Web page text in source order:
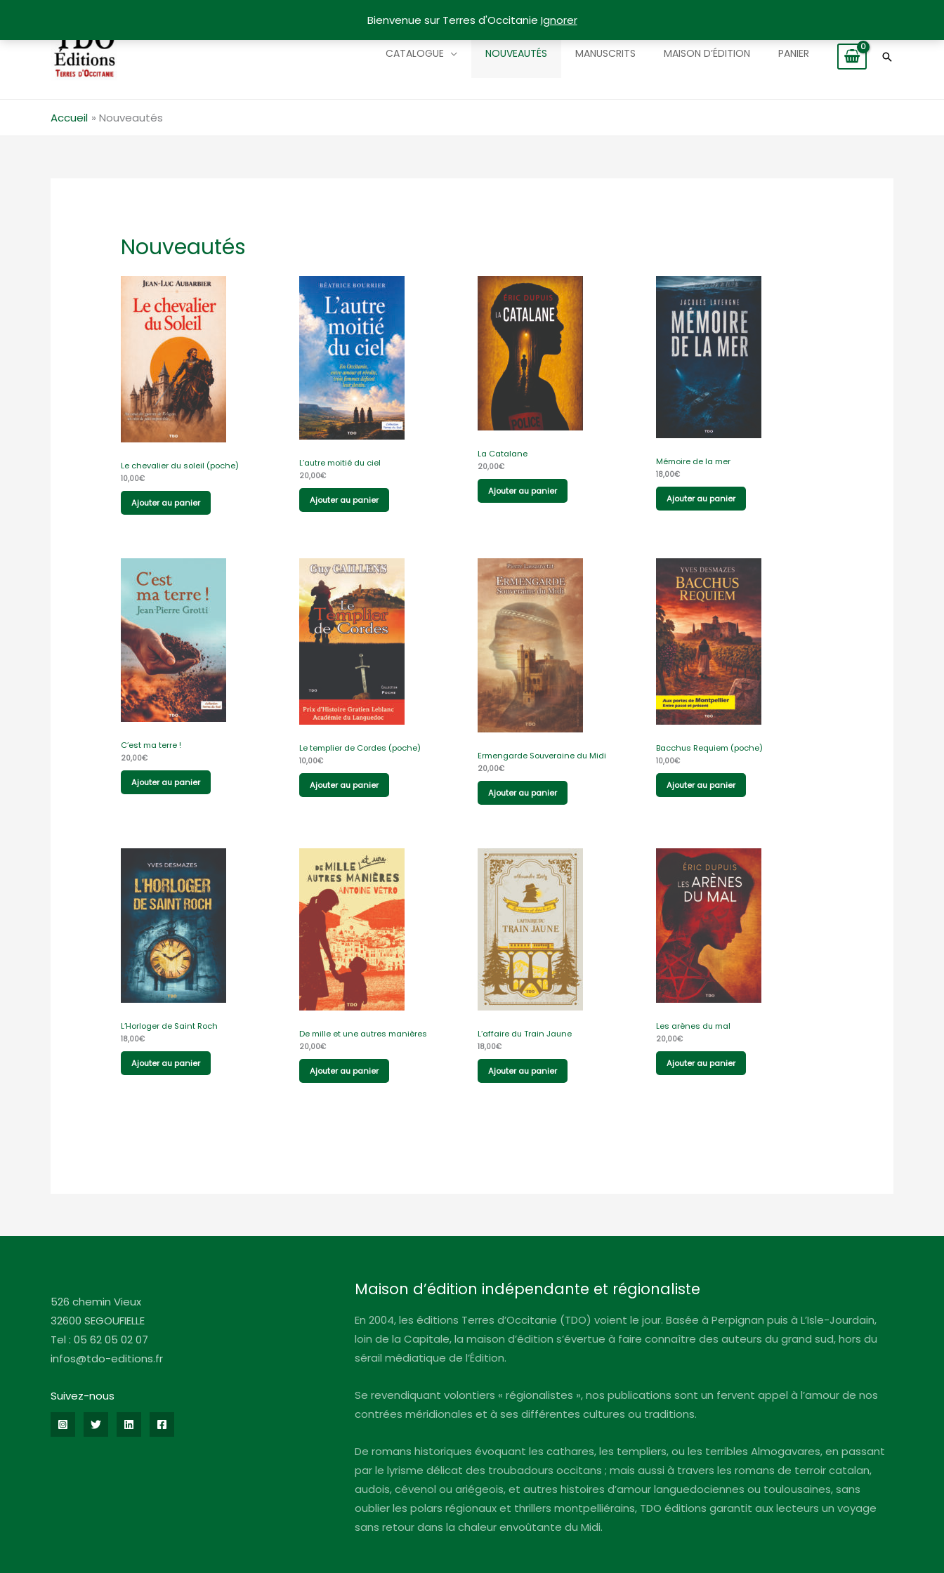
Bienvenue sur Terres d'Occitanie Ignorer
CATALOGUE NOUVEAUTÉS MANUSCRITS MAISON D’ÉDITION PANIER
Accueil Nouveautés
Nouveautés
Le chevalier du soleil (poche)
10,00€
Ajouter au panier
L’autre moitié du ciel
20,00€
Ajouter au panier
La Catalane
20,00€
Ajouter au panier
Mémoire de la mer
18,00€
Ajouter au panier
C’est ma terre !
20,00€
Ajouter au panier
Le templier de Cordes (poche)
10,00€
Ajouter au panier
Ermengarde Souveraine du Midi
20,00€
Ajouter au panier
Bacchus Requiem (poche)
10,00€
Ajouter au panier
L’Horloger de Saint Roch
18,00€
Ajouter au panier
De mille et une autres manières
20,00€
Ajouter au panier
L’affaire du Train Jaune
18,00€
Ajouter au panier
Les arènes du mal
20,00€
Ajouter au panier
526 chemin Vieux
32600 SEGOUFIELLE
Tel : 05 62 05 02 07
infos@tdo-editions.fr
Suivez-nous
Maison d’édition indépendante et régionaliste
En 2004, les éditions Terres d’Occitanie (TDO) voient le jour. Basée à Perpignan puis à L’Isle-Jourdain,
loin de la Capitale, la maison d’édition s’évertue à faire connaître des auteurs du grand sud, hors du
sérail médiatique de l’Édition.
Se revendiquant volontiers « régionalistes », nos publications sont un fervent appel à l’amour de nos
contrées méridionales et à ses différentes cultures ou traditions.
De romans historiques évoquant les cathares, les templiers, ou les terribles Almogavares, en passant
par le lyrisme délicat des troubadours occitans ; mais aussi à travers les romans de terroir catalan,
audois, cévenol ou ariégeois, et autres histoires d’amour languedociennes ou toulousaines, sans
oublier les polars régionaux et thrillers montpelliérains, TDO éditions garantit aux lecteurs un voyage
sans retour dans la chaleur envoûtante du Midi.